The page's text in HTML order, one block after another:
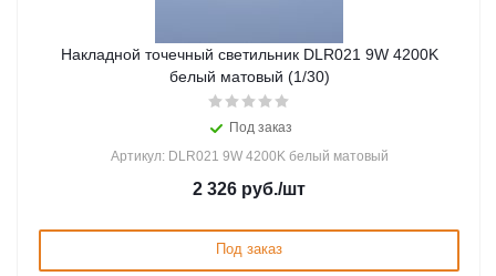
Накладной точечный светильник DLR021 9W 4200K
белый матовый (1/30)
Под заказ
Артикул: DLR021 9W 4200K белый матовый
2 326 руб./шт
Под заказ